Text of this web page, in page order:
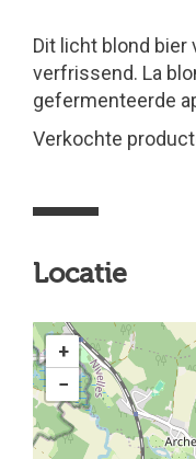
Dit licht blond bier
verfrissend. La
gefermenteerde
Verkochte
Locatie
+
−